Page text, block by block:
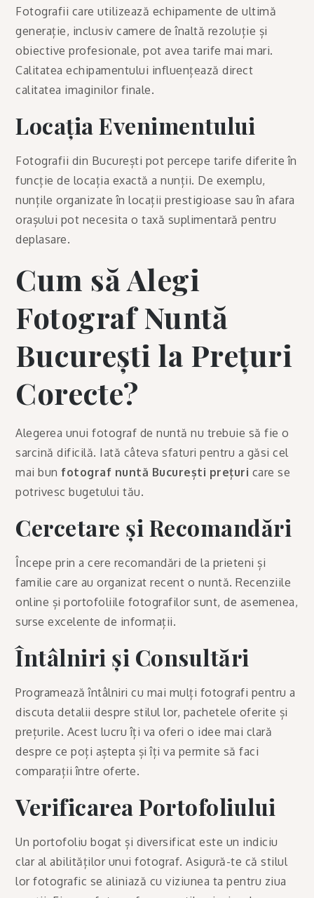
Fotografii care utilizează echipamente de ultimă
generație, inclusiv camere de înaltă rezoluție și
obiective profesionale, pot avea tarife mai mari.
Calitatea echipamentului influențează direct
calitatea imaginilor finale.
Locația Evenimentului
Fotografii din București pot percepe tarife diferite în
funcție de locația exactă a nunții. De exemplu,
nunțile organizate în locații prestigioase sau în afara
orașului pot necesita o taxă suplimentară pentru
deplasare.
Cum să Alegi
Fotograf Nuntă
București la Prețuri
Corecte?
Alegerea unui fotograf de nuntă nu trebuie să fie o
sarcină dificilă. Iată câteva sfaturi pentru a găsi cel
mai bunfotograf nuntă București prețuri care se
potrivesc bugetului tău.
Cercetare și Recomandări
Începe prin a cere recomandări de la prieteni și
familie care au organizat recent o nuntă. Recenziile
online și portofoliile fotografilor sunt, de asemenea,
surse excelente de informații.
Întâlniri și Consultări
Programează întâlniri cu mai mulți fotografi pentru a
discuta detalii despre stilul lor, pachetele oferite și
prețurile. Acest lucru îți va oferi o idee mai clară
despre ce poți aștepta și îți va permite să faci
comparații între oferte.
Verificarea Portofoliului
Un portofoliu bogat și diversificat este un indiciu
clar al abilităților unui fotograf. Asigură-te că stilul
lor fotografic se aliniază cu viziunea ta pentru ziua